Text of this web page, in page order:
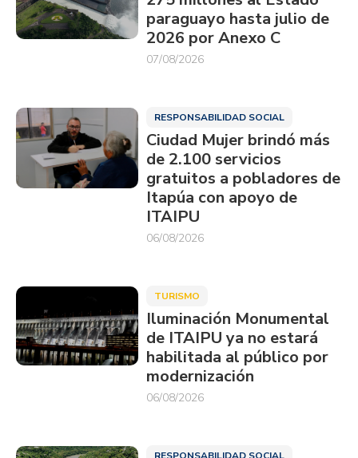
paraguayo hasta julio de
2026 por Anexo C
07/08/2026
RESPONSABILIDAD SOCIAL
Ciudad Mujer brindó más
de 2.100 servicios
gratuitos a pobladores de
Itapúa con apoyo de
ITAIPU
06/08/2026
TURISMO
Iluminación Monumental
de ITAIPU ya no estará
habilitada al público por
modernización
06/08/2026
RESPONSABILIDAD SOCIAL